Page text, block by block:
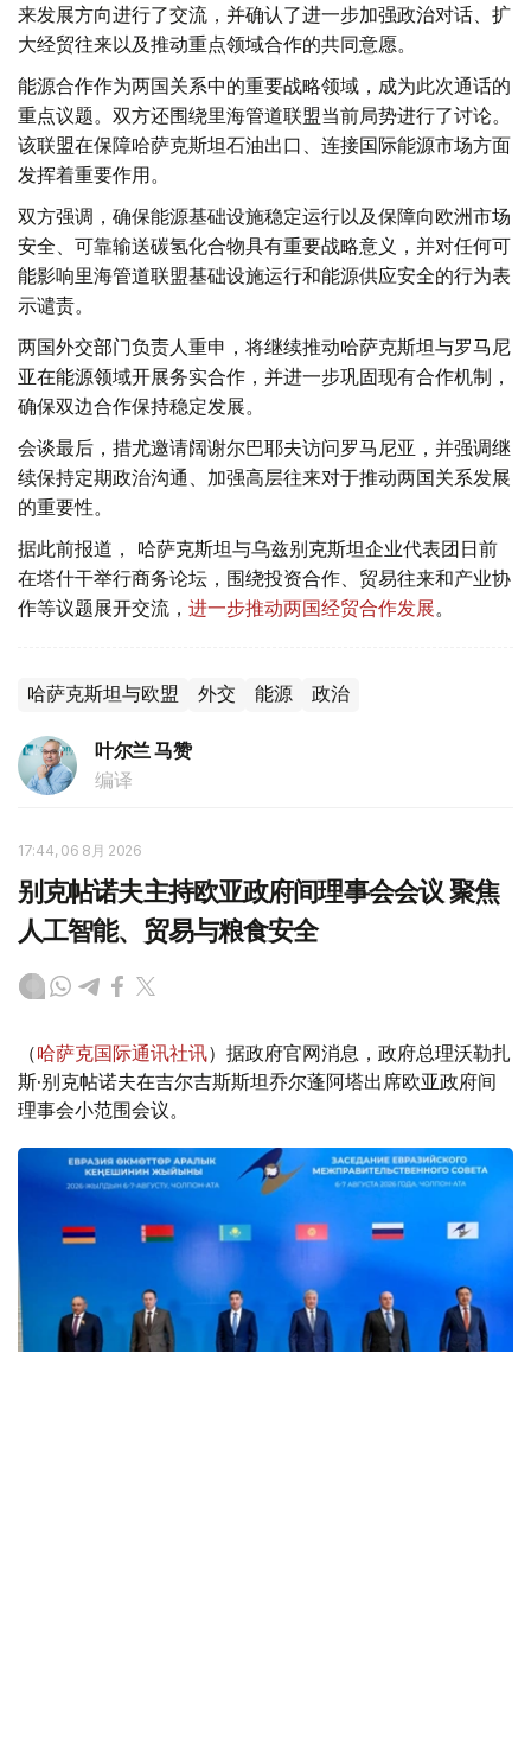
来发展方向进行了交流，并确认了进一步加强政治对话、扩
大经贸往来以及推动重点领域合作的共同意愿。
能源合作作为两国关系中的重要战略领域，成为此次通话的
重点议题。双方还围绕里海管道联盟当前局势进行了讨论。
该联盟在保障哈萨克斯坦石油出口、连接国际能源市场方面
发挥着重要作用。
双方强调，确保能源基础设施稳定运行以及保障向欧洲市场
安全、可靠输送碳氢化合物具有重要战略意义，并对任何可
能影响里海管道联盟基础设施运行和能源供应安全的行为表
示谴责。
两国外交部门负责人重申，将继续推动哈萨克斯坦与罗马尼
亚在能源领域开展务实合作，并进一步巩固现有合作机制，
确保双边合作保持稳定发展。
会谈最后，措尤邀请阔谢尔巴耶夫访问罗马尼亚，并强调继
续保持定期政治沟通、加强高层往来对于推动两国关系发展
的重要性。
据此前报道， 哈萨克斯坦与乌兹别克斯坦企业代表团日前
在塔什干举行商务论坛，围绕投资合作、贸易往来和产业协
作等议题展开交流， 进一步推动两国经贸合作发展。
哈萨克斯坦与欧盟 外交 能源 政治
叶尔兰 马赞
编译
17:44, 06 8月 2026
别克帖诺夫主持欧亚政府间理事会会议 聚焦
人工智能、贸易与粮食安全
（哈萨克国际通讯社讯）据政府官网消息，政府总理沃勒扎
斯·别克帖诺夫在吉尔吉斯斯坦乔尔蓬阿塔出席欧亚政府间
理事会小范围会议。